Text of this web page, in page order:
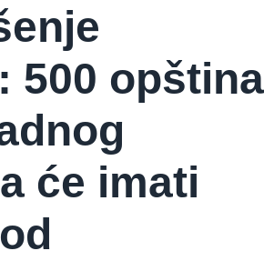
500 opština
će imati